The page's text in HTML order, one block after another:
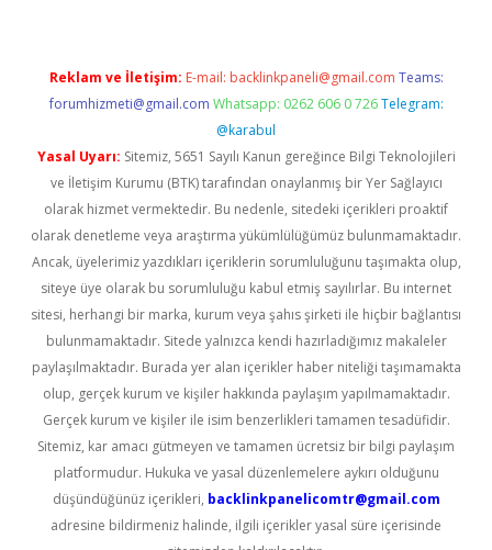
Reklam ve İletişim: E-mail: backlinkpaneli@gmail.com Teams:
forumhizmeti@gmail.com Whatsapp: 0262 606 0 726 Telegram:
@karabul
Yasal Uyarı: Sitemiz, 5651 Sayılı Kanun gereğince Bilgi Teknolojileri
ve İletişim Kurumu (BTK) tarafından onaylanmış bir Yer Sağlayıcı
olarak hizmet vermektedir. Bu nedenle, sitedeki içerikleri proaktif
olarak denetleme veya araştırma yükümlülüğümüz bulunmamaktadır.
Ancak, üyelerimiz yazdıkları içeriklerin sorumluluğunu taşımakta olup,
siteye üye olarak bu sorumluluğu kabul etmiş sayılırlar. Bu internet
sitesi, herhangi bir marka, kurum veya şahıs şirketi ile hiçbir bağlantısı
bulunmamaktadır. Sitede yalnızca kendi hazırladığımız makaleler
paylaşılmaktadır. Burada yer alan içerikler haber niteliği taşımamakta
olup, gerçek kurum ve kişiler hakkında paylaşım yapılmamaktadır.
Gerçek kurum ve kişiler ile isim benzerlikleri tamamen tesadüfidir.
Sitemiz, kar amacı gütmeyen ve tamamen ücretsiz bir bilgi paylaşım
platformudur. Hukuka ve yasal düzenlemelere aykırı olduğunu
düşündüğünüz içerikleri, backlinkpanelicomtr@gmail.com
adresine bildirmeniz halinde, ilgili içerikler yasal süre içerisinde